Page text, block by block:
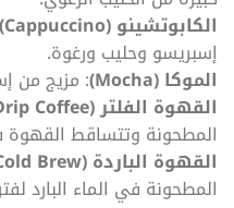
الكابوتشينو (Cappuccino):
إسبريسو وحليب ورغوة.
الموكا (Mocha)
: مزيج من
القهوة الفلتر (Drip Coffee)
المطحونة وتتساقط
القهوة الباردة (Cold Brew):
المطحونة في الماء البارد